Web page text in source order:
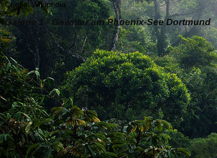
Quelle: Wikipedia
Galerie 1 - Gewitter am Phoenix-See Dortmund